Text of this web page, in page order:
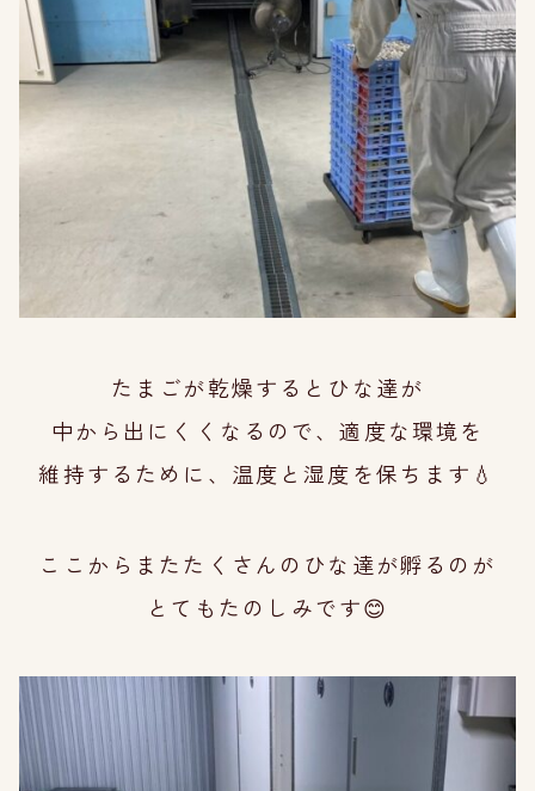
たまごが乾燥するとひな達が
中から 出にくくなるので、適度な環境を
維持するため に、温度と湿度を保ちます💧
ここからまたたくさんのひな達が孵るのが
とて もたのしみです😊